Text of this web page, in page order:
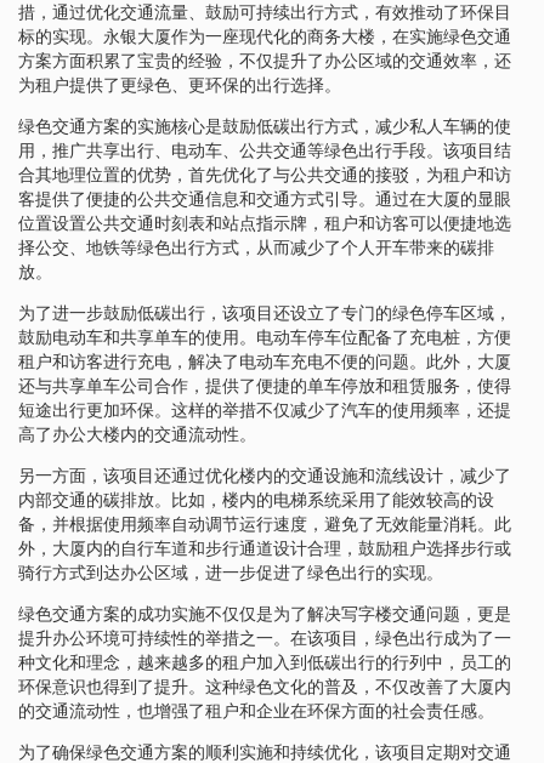
措，通过优化交通流量、鼓励可持续出行方式，有效推动了环保目
标的实现。永银大厦作为一座现代化的商务大楼，在实施绿色交通
方案方面积累了宝贵的经验，不仅提升了办公区域的交通效率，还
为租户提供了更绿色、更环保的出行选择。
绿色交通方案的实施核心是鼓励低碳出行方式，减少私人车辆的使
用，推广共享出行、电动车、公共交通等绿色出行手段。该项目结
合其地理位置的优势，首先优化了与公共交通的接驳，为租户和访
客提供了便捷的公共交通信息和交通方式引导。通过在大厦的显眼
位置设置公共交通时刻表和站点指示牌，租户和访客可以便捷地选
择公交、地铁等绿色出行方式，从而减少了个人开车带来的碳排
放。
为了进一步鼓励低碳出行，该项目还设立了专门的绿色停车区域，
鼓励电动车和共享单车的使用。电动车停车位配备了充电桩，方便
租户和访客进行充电，解决了电动车充电不便的问题。此外，大厦
还与共享单车公司合作，提供了便捷的单车停放和租赁服务，使得
短途出行更加环保。这样的举措不仅减少了汽车的使用频率，还提
高了办公大楼内的交通流动性。
另一方面，该项目还通过优化楼内的交通设施和流线设计，减少了
内部交通的碳排放。比如，楼内的电梯系统采用了能效较高的设
备，并根据使用频率自动调节运行速度，避免了无效能量消耗。此
外，大厦内的自行车道和步行通道设计合理，鼓励租户选择步行或
骑行方式到达办公区域，进一步促进了绿色出行的实现。
绿色交通方案的成功实施不仅仅是为了解决写字楼交通问题，更是
提升办公环境可持续性的举措之一。在该项目，绿色出行成为了一
种文化和理念，越来越多的租户加入到低碳出行的行列中，员工的
环保意识也得到了提升。这种绿色文化的普及，不仅改善了大厦内
的交通流动性，也增强了租户和企业在环保方面的社会责任感。
为了确保绿色交通方案的顺利实施和持续优化，该项目定期对交通